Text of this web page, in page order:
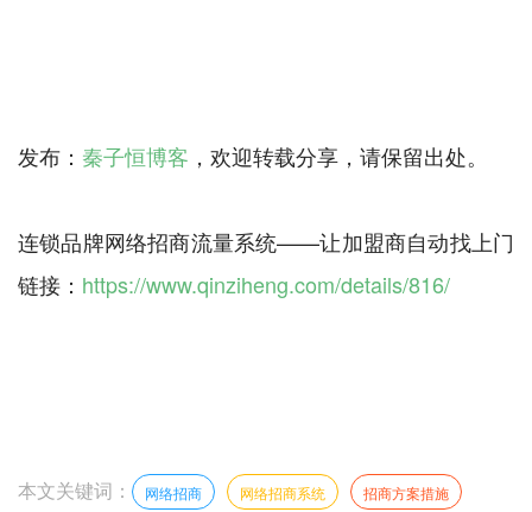
发布： 秦子恒博客 ，欢迎转载分享，请保留出处。
连锁品牌网络招商流量系统——让加盟商自动找上门
链接： https://www.qinziheng.com/details/816/
本文关键词： 网络招商 网络招商系统 招商方案措施